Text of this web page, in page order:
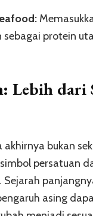
sebagai protein
Lebih dari
akhirnya bukan
persatuan
asing